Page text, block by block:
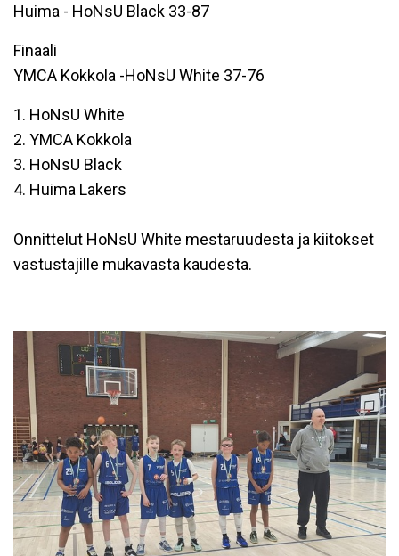
Huima - HoNsU Black 33-87
Finaali
YMCA Kokkola -HoNsU White 37-76
1. HoNsU White
2. YMCA Kokkola
3. HoNsU Black
4. Huima Lakers
Onnittelut HoNsU White mestaruudesta ja kiitokset
vastustajille mukavasta kaudesta.